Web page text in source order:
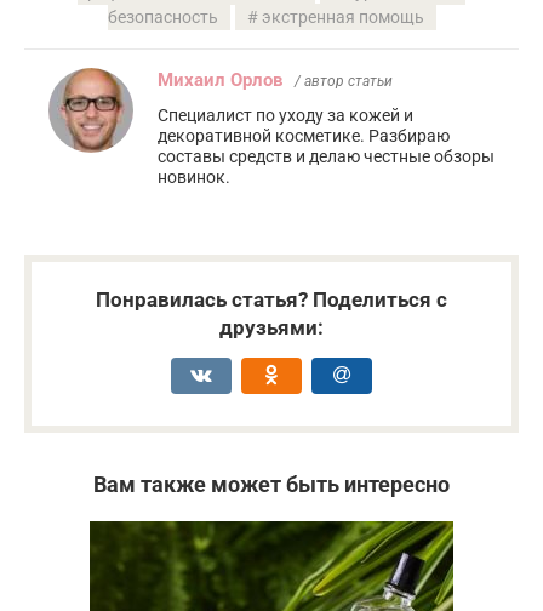
безопасность
экстренная помощь
Михаил Орлов / автор статьи
Специалист по уходу за кожей и
декоративной косметике. Разбираю
составы средств и делаю честные обзоры
новинок.
Понравилась статья? Поделиться с
друзьями:
Вам также может быть интересно